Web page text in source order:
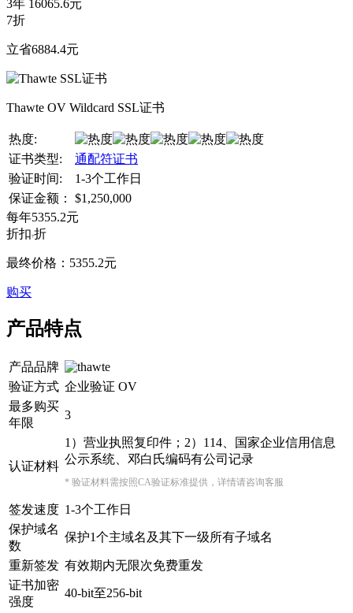
3年 16065.6元
7折
立省6884.4元
Thawte OV Wildcard SSL证书
热度:
证书类型:
通配符证书
验证时间:
1-3个工作日
保证金额：
$1,250,000
每年5355.2元
折扣7折
最终价格： 5355.2元
购买
产品特点
产品品牌
验证方式 企业验证 OV
最多购买
年限
3
认证材料
1）营业执照复印件；2）114、国家企业信用信息
公示系统、邓白氏编码有公司记录
* 验证材料需按照CA验证标准提供，详情请咨询客服
签发速度 1-3个工作日
保护域名
数
保护1个主域名及其下一级所有子域名
重新签发 有效期内无限次免费重发
证书加密
强度
40-bit至256-bit